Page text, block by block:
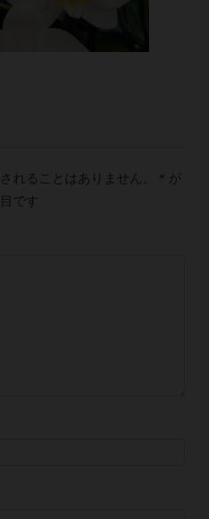
れることはありません。
が
です